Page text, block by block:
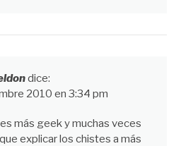
dice:
2010 en 3:34 pm
más geek y muchas veces
explicar los chistes a más